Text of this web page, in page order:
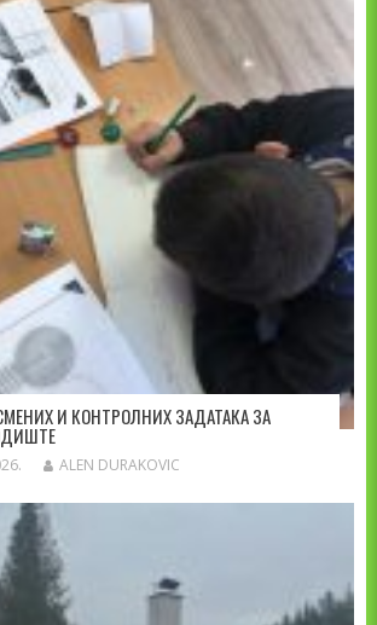
И КОНТРОЛНИХ ЗАДАТАКА ЗА
ALEN DURAKOVIC